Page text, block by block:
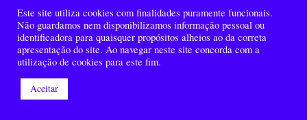
Este site utiliza cookies com finalidades puramente funcionais.
Não guardamos nem disponibilizamos informação pessoal ou
identificadora para quaisquer propósitos alheios ao da correta
apresentação do site. Ao navegar neste site concorda com a
utilização de cookies para este fim.
Aceitar